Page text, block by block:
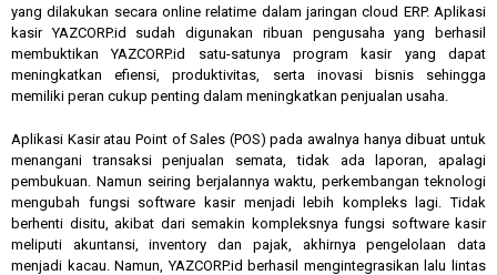
yang dilakukan secara online relatime dalam jaringan cloud ERP. Aplikasi
kasir YAZCORP.id sudah digunakan ribuan pengusaha yang berhasil
membuktikan YAZCORP.id satu-satunya program kasir yang dapat
meningkatkan efiensi, produktivitas, serta inovasi bisnis sehingga
memiliki peran cukup penting dalam meningkatkan penjualan usaha.
Aplikasi Kasir atau Point of Sales (POS) pada awalnya hanya dibuat untuk
menangani transaksi penjualan semata, tidak ada laporan, apalagi
pembukuan. Namun seiring berjalannya waktu, perkembangan teknologi
mengubah fungsi software kasir menjadi lebih kompleks lagi. Tidak
berhenti disitu, akibat dari semakin kompleksnya fungsi software kasir
meliputi akuntansi, inventory dan pajak, akhirnya pengelolaan data
menjadi kacau. Namun, YAZCORP.id berhasil mengintegrasikan lalu lintas